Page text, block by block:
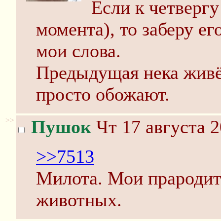
Если к
момента), то заберу
мои слова.
Предыдущая нека
просто обожают.
>> Пушок Чт 17 августа
>>7513
Милота. Мои
животных.